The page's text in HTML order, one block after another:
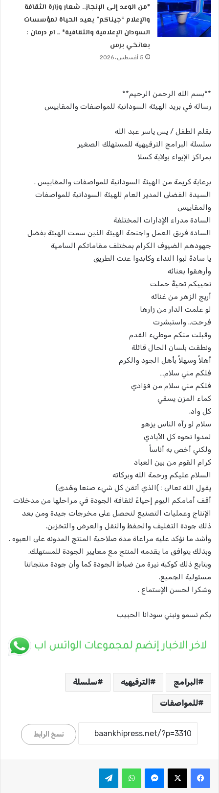
*من الوعد إلى الإنجاز.. شعار وزارة الثقافة
والإعلام “جيناكم” يعيد الحياة لمؤسسات
السودان الإعلامية والثقافية* ــ ام درمان :
بعانخي برس
5 أغسطس، 2026
**بسم الله الرحمن الرحيم**
رسالة في بريد الهيئة السودانية للمواصفات والمقاييس
بقلم الطفل / يس ياسر عبد الله
سلسلة البرامج الترفيهية للمستهلك الصغير
بمراكز الإيواء بولاية كسلا
برعاية كريمة من الهيئة السودانية للمواصفات والمقاييس .
السيدة الفضلى المدير العام للهيئة السودانية للمواصفات
والمقاييس
السادة مدراء الإدارات المختلفة
السادة فريق العمل واجنحة الهيئة الذين سمت الهيئة بفضل
جهودهم الضيوف الكرام بمختلف مقاماتكم السامية
يا سادةً لبوا النداء وكابدوا عنت الطريق
وأرهقوا بعنائه
نحييكم تحيةً حملت
أريج الزهر من غنائه
لو علمت الدار من زارها
فرحت.. واستبشرت
وقبلت منكم موطيء القدم
ونطقت بلسان الحال قائلة
أهلاً وسهلاً بأهل الجود والكرم
فلكم مني سلام…
فلكم مني سلام من فؤادي
كماء المزن يسقي
كل واد.
سلام لو رآه الناس يزهو
لمدوا نحوه كل الأيادي
ولكني أخص به أناساً
كرام القوم من بين العباد
السلام عليكم ورحمة الله وبركاته
يقول الله تعالى : )الذي أتقن كل شيء صنعا وهَدى)
أقف أمامكم اليوم إحياءً لثقافة الجودة في مراحلها من مدخلات
الإنتاج وعمليات التصنيع لنحصل على مخرجات جيدة ومن بعد
ذلك جودة التغليف والحفظ والنقل والعرض والتخزين.
وأشد ما نؤكد عليه مراعاة مدة صلاحية المنتج المدونه على العبوه .
وبذلك يتوافق ما يقدمه المنتج مع معايير الجودة للمستهلك.
ويتابع ذلك كوكبة نيرة من ضباط الجودة كما وأن جودة منتجاتنا
مسئولية الجميع.
وشكرا لحسن الإستماع .
بكم نسمو ونبني سودانا الحبيب
البرامج الترفيهيه سلسلة
للمواصفات
نسخ الرابط
واتساب